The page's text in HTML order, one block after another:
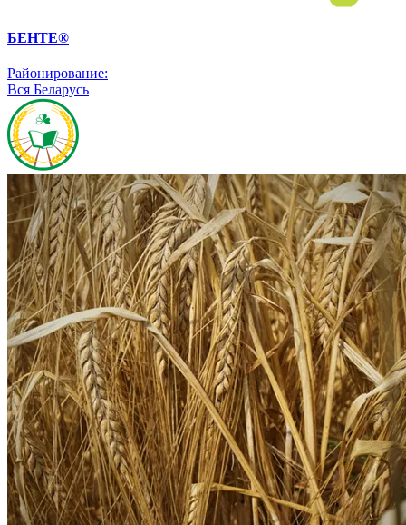
БЕНТЕ®
Районирование:
Вся Беларусь